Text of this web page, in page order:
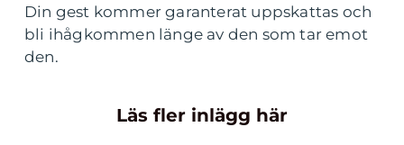
Din gest kommer garanterat uppskattas och
bli ihågkommen länge av den som tar emot
den.
Läs fler inlägg här